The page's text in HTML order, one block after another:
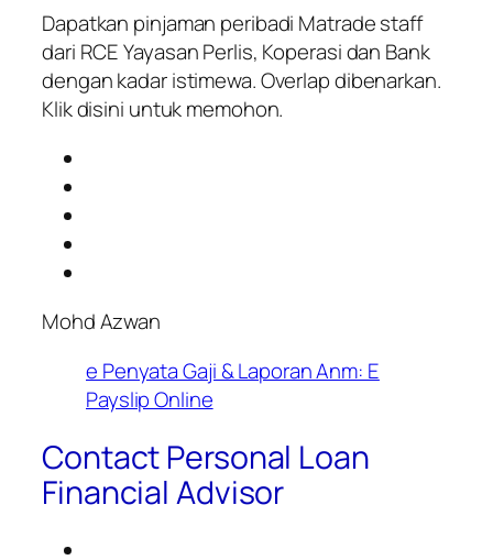
Dapatkan pinjaman peribadi Matrade staff
dari RCE Yayasan Perlis, Koperasi dan Bank
dengan kadar istimewa. Overlap dibenarkan.
Klik disini untuk memohon.
Mohd Azwan
e Penyata Gaji & Laporan Anm: E
Payslip Online
Contact Personal Loan
Financial Advisor